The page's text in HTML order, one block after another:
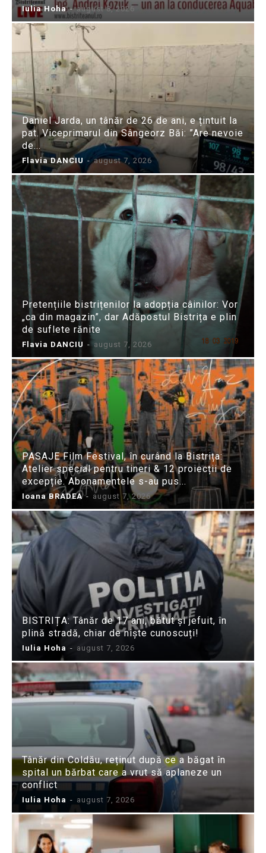
Iulia Hoha - august 8, 2026
Daniel Jarda, un tânăr de 26 de ani, e țintuit la
pat. Viceprimarul din Sângeorz Băi: ”Are nevoie
de...
Flavia DANCIU - august 7, 2026
Pretențiile bistrițenilor la adopția câinilor: Vor
„ca din magazin”, dar Adăpostul Bistrița e plin
de suflete rănite
Flavia DANCIU - august 7, 2026
PASAJE Film Festival, în curând la Bistrița:
Atelier special pentru tineri & 12 proiecții de
excepție. Abonamentele s-au pus...
Ioana BRADEA - august 7, 2026
BISTRIȚA: Tânăr de 17 ani, bătut și jefuit, în
plină stradă, chiar de niște cunoscuți!
Iulia Hoha - august 7, 2026
Tânăr din Coldău, reținut după ce a băgat în
spital un bărbat care a vrut să aplaneze un
conflict
Iulia Hoha - august 7, 2026